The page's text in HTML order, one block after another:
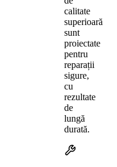
calitate
superioară
sunt
proiectate
pentru
reparații
sigure,
cu
rezultate
de
lungă
durată.